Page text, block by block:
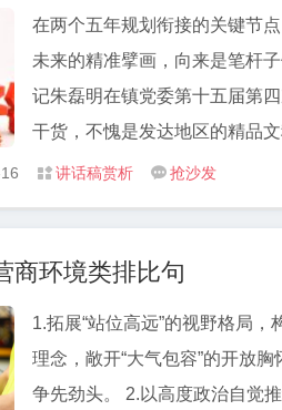
市、民生安市”战略，在风浪
响，每一点进步都见初心。 这一年，我们以“闯”的魄力激活发展动能。面对复杂经
济形势，我们坚决扛起稳增长
投资亿元，新能源汽车产业园
展考核中，我们再获“优秀”等
强。
在两个五年规划衔接的关键节
未来的精准擘画，向来是笔杆
记朱磊明在镇党委第十五届第
干货，不愧是发达地区的精品文稿，值得细细品
构清晰、逻辑严密，既见高度
逻辑，从凝心铸魂的党建工作
 讲话稿赏析  抢沙发
商环境类排比句
1.拓展“站位高远”的视野格局，
理念，敞开“大气包容”的开放胸
争先劲头。 2.以高度政治自觉推动作风再改进，以鲜明问题导向推动环境再优化，